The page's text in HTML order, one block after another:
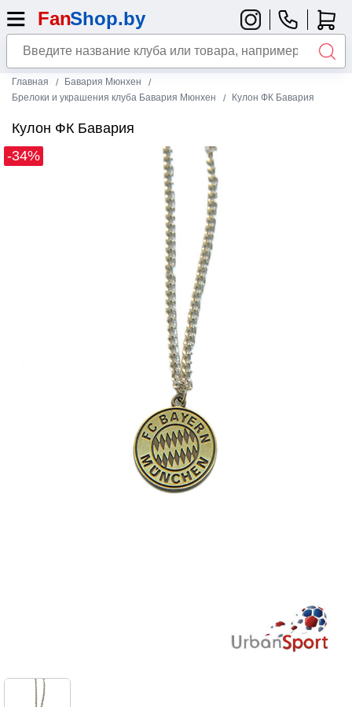
Главная
Бавария Мюнхен
Брелоки и украшения клуба Бавария Мюнхен
Кулон ФК Бавария
Кулон ФК Бавария
-34%